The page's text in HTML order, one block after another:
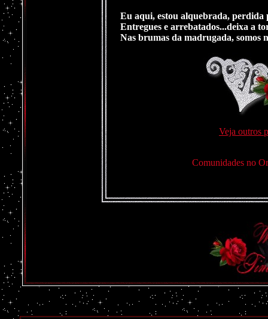
Eu aqui, estou alquebrada, perdida
Entregues e arrebatados...deixa a
Nas brumas da madrugada, somos
Veja outros
Comunidades no